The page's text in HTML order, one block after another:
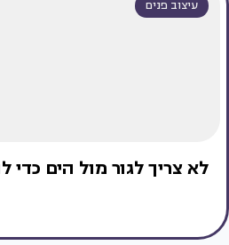
עיצוב פנים
לא צריך לגור מול הים כדי